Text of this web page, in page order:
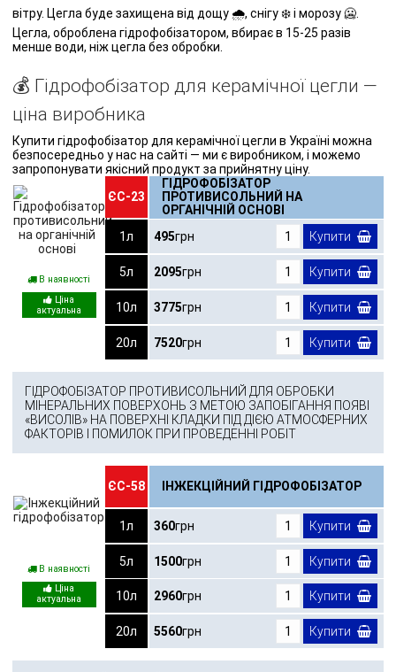
вітру. Цегла буде захищена від дощу 🌧️, снігу ❄️ і морозу 🥶.
Цегла, оброблена гідрофобізатором, вбирає в 15-25 разів
менше води, ніж цегла без обробки.
💰 Гідрофобізатор для керамічної цегли —
ціна виробника
Купити гідрофобізатор для керамічної цегли в Україні можна
безпосередньо у нас на сайті — ми є виробником, і можемо
запропонувати якісний продукт за прийнятну ціну.
В наявності
ЄС-23
ГІДРОФОБІЗАТОР
ПРОТИВИСОЛЬНИЙ НА
ОРГАНІЧНІЙ ОСНОВІ
1л
495грн Купити
5л 2095грн Купити
10л 3775грн Купити
20л 7520грн Купити
ГІДРОФОБІЗАТОР ПРОТИВИСОЛЬНИЙ ДЛЯ ОБРОБКИ
МІНЕРАЛЬНИХ ПОВЕРХОНЬ З МЕТОЮ ЗАПОБІГАННЯ ПОЯВІ
«ВИСОЛІВ» НА ПОВЕРХНІ КЛАДКИ ПІД ДІЄЮ АТМОСФЕРНИХ
ФАКТОРІВ І ПОМИЛОК ПРИ ПРОВЕДЕННІ РОБІТ
В наявності
ЄС-58 ІНЖЕКЦІЙНИЙ ГІДРОФОБІЗАТОР
1л 360грн Купити
5л 1500грн Купити
10л 2960грн Купити
20л 5560грн Купити